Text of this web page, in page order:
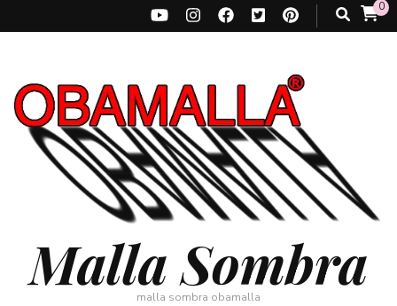
0
Malla Sombra
malla sombra obamalla